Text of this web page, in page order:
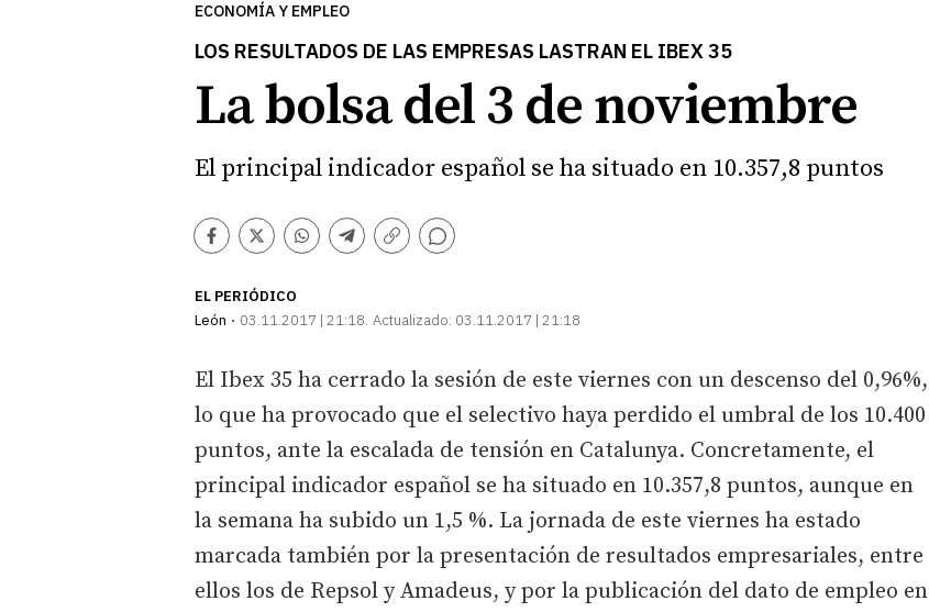
ECONOMÍA Y EMPLEO
LOS RESULTADOS DE LAS EMPRESAS LASTRAN EL IBEX 35
La bolsa del 3 de noviembre
El principal indicador español se ha situado en 10.357,8 puntos
Facebook
TwitterWhatsapp
Telegram
Copiar
Comentarios
EL PERIÓDICO
León
03.11.2017 | 21:18 Actualizado: 03.11.2017 | 21:18
El Ibex 35 ha cerrado la sesión de este viernes con un descenso del 0,96%,
lo que ha provocado que el selectivo haya perdido el umbral de los 10.400
puntos, ante la escalada de tensión en Catalunya. Concretamente, el
principal indicador español se ha situado en 10.357,8 puntos, aunque en
la semana ha subido un 1,5 %. La jornada de este viernes ha estado
marcada también por la presentación de resultados empresariales, entre
ellos los de Repsol y Amadeus, y por la publicación del dato de empleo en